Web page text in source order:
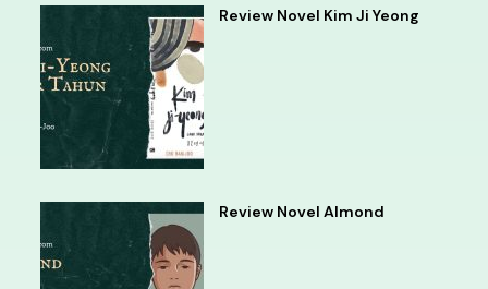
Review Novel Kim Ji Yeong
Review Novel Almond